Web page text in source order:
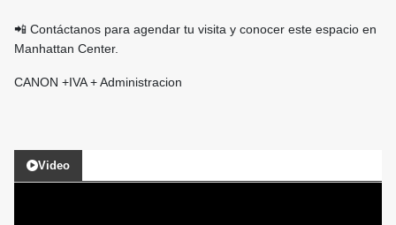
📲 Contáctanos para agendar tu visita y conocer este espacio en
Manhattan Center.
CANON +IVA + Administracion
Video